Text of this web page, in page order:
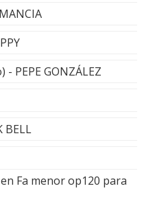
PEPE GONZÁLEZ
BELL
Fa menor op120 para